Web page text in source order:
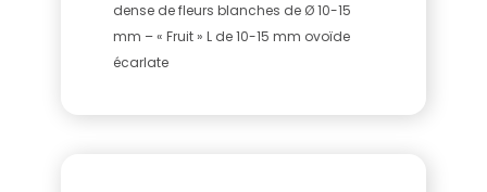
dense de fleurs blanches de Ø 10-15
mm – « Fruit » L de 10-15 mm ovoïde
écarlate